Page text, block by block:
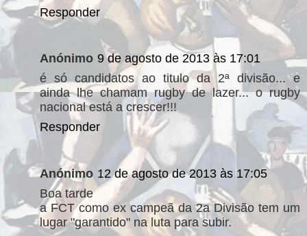
Responder
Anónimo 9 de agosto de 2013 às 17:01
é só candidatos ao titulo da 2ª divisão... e
ainda lhe chamam rugby de lazer... o rugby
nacional está a crescer!!!
Responder
Anónimo 12 de agosto de 2013 às 17:05
Boa tarde
a FCT como ex campeã da 2a Divisão tem um
lugar "garantido" na luta para subir.